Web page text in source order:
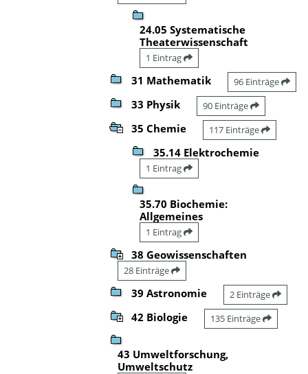
24.05 Systematische
Theaterwissenschaft
1 Eintrag
31 Mathematik 96 Einträge
33 Physik 90 Einträge
35 Chemie 117 Einträge
35.14 Elektrochemie
1 Eintrag
35.70 Biochemie:
Allgemeines
1 Eintrag
38 Geowissenschaften
28 Einträge
39 Astronomie 2 Einträge
42 Biologie 135 Einträge
43 Umweltforschung,
Umweltschutz